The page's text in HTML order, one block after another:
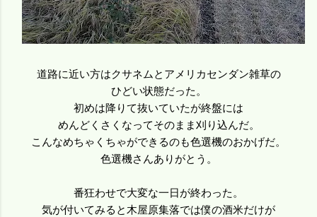
道路に近い方はクサネムとアメリカセンダン雑草の
ひどい状態だった。
初めは降りて抜いていたが終盤には
めんどくさくなってそのまま刈り込んだ。
こんなめちゃくちゃができるのも色選機のおかげだ。
色選機さんありがとう。
番狂わせで大変な一日が終わった。
気が付いてみると木屋原集落では僕の酒米だけが